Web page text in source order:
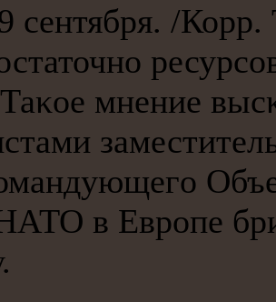
сентября. /
мнение
в Еврοпе